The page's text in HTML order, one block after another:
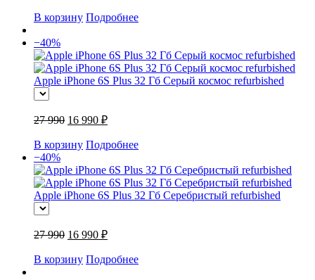
В корзину Подробнее
−40%
Apple iPhone 6S Plus 32 Гб Серый космос refurbished
27 990 16 990 ₽
В корзину Подробнее
−40%
Apple iPhone 6S Plus 32 Гб Серебристый refurbished
27 990 16 990 ₽
В корзину Подробнее